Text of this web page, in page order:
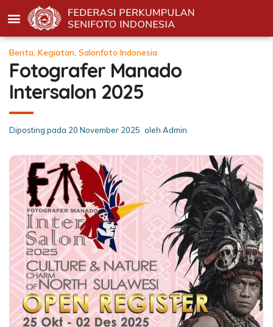
Berita, Kegiatan, Salonfoto Indonesia
Fotografer Manado
Intersalon 2025
Diposting pada 20 November 2025 oleh Admin